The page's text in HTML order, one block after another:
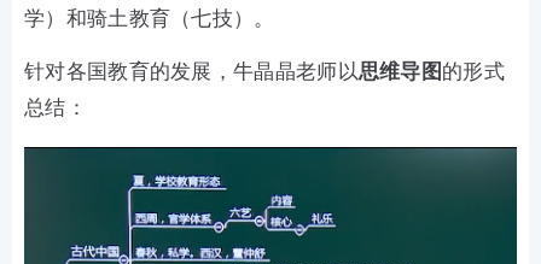
学）和骑土教育（七技）。
针对各国教育的发展，牛晶晶老师以思维导图 的形式
总结：